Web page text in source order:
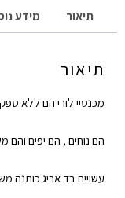
תיאור מידע
תיאור
מכנסיי לורי הם ללא
הם נוחים , הם יפים
עשויים בד אריג כותנה